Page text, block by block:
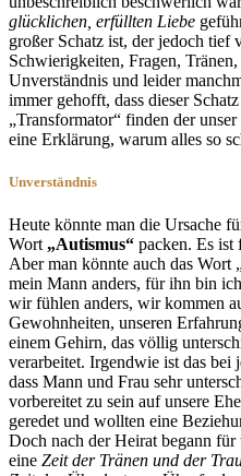
glücklichen, erfüllten Liebe
großer Schatz ist, der jedoch tief
Schwierigkeiten, Fragen,
Unverständnis und leider
immer gehofft, dass dieser
„Transformator“ finden der
eine Erklärung, warum alles so
Unverständnis
Heute könnte man die Ursache
Wort „Autismus“ packen. Es
Aber man könnte auch das Wort
mein Mann anders, für ihn bin
wir fühlen anders, wir kommen
Gewohnheiten, unseren
einem Gehirn, das völlig
verarbeitet. Irgendwie ist das bei
dass Mann und Frau sehr
vorbereitet zu sein auf unsere
geredet und wollten eine
Doch nach der Heirat begann
eine Zeit der Tränen und der